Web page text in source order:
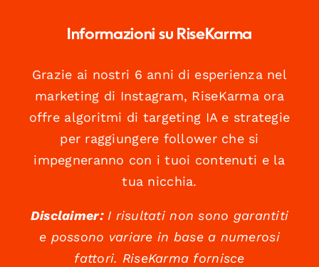
Informazioni su RiseKarma
Grazie ai nostri 6 anni di esperienza nel
marketing di Instagram, RiseKarma ora
offre algoritmi di targeting IA e strategie
per raggiungere follower che si
impegneranno con i tuoi contenuti e la
tua nicchia.
Disclaimer:I risultati non sono garantiti
e possono variare in base a numerosi
fattori. RiseKarma fornisce